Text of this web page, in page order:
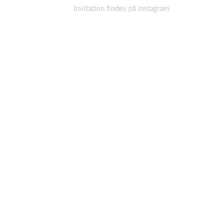
Invitation findes på instagram